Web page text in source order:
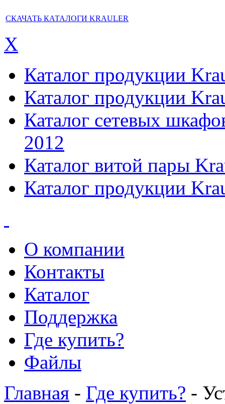
СКАЧАТЬ КАТАЛОГИ KRAULER
X
Каталог продукции
Каталог продукции
Каталог сетевых
2012
Каталог витой пары
Каталог продукции
О компании
Контакты
Каталог
Поддержка
Где купить?
Файлы
Главная - Где купить? -